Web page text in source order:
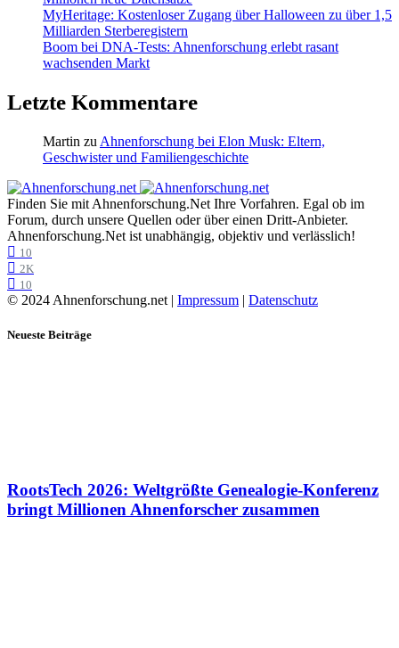
MyHeritage: Kostenloser Zugang über Halloween zu über 1,5
Milliarden Sterberegistern
Boom bei DNA-Tests: Ahnenforschung erlebt rasant
wachsenden Markt
Letzte Kommentare
Martin zu Ahnenforschung bei Elon Musk: Eltern,
Geschwister und Familiengeschichte
Finden Sie mit Ahnenforschung.Net Ihre Vorfahren. Egal ob im
Forum, durch unsere Quellen oder über einen Dritt-Anbieter.
Ahnenforschung.Net ist unabhängig, objektiv und verlässlich!
10
2K
10
© 2024 Ahnenforschung.net | Impressum | Datenschutz
Neueste Beiträge
RootsTech 2026: Weltgrößte Genealogie-Konferenz
bringt Millionen Ahnenforscher zusammen